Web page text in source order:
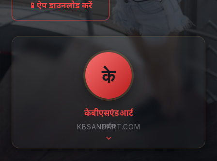
📱 ऐप डाउनलोड करें
के
केबीएसएंडआर्ट
KBSANDART.COM
स्क्रॉल